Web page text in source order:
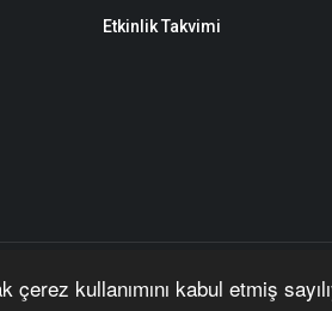
kullanımını kabul etmiş
Etkinlik Takvimi